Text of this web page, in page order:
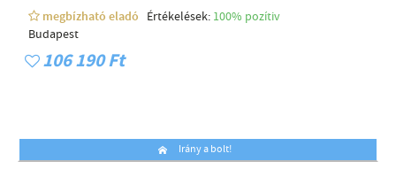
megbízható eladó
Értékelések: 100% pozítiv
Budapest
106 190 Ft
Irány a bolt!